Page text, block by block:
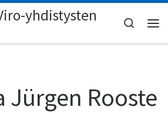
yhdistysten
Search
Jürgen Rooste